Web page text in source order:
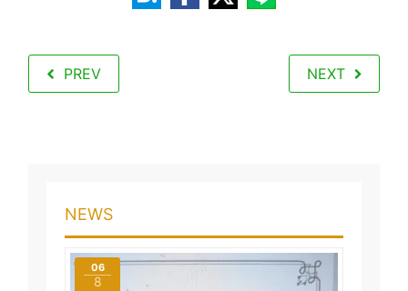
PREV NEXT
NEWS
06
8